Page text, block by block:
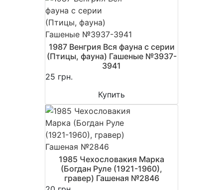
1987 Венгрия Вся фауна с серии
(Птицы, фауна) Гашеные №3937-
3941
25 грн.
Купить
1985 Чехословакия Марка
(Богдан Руле (1921-1960),
гравер) Гашеная №2846